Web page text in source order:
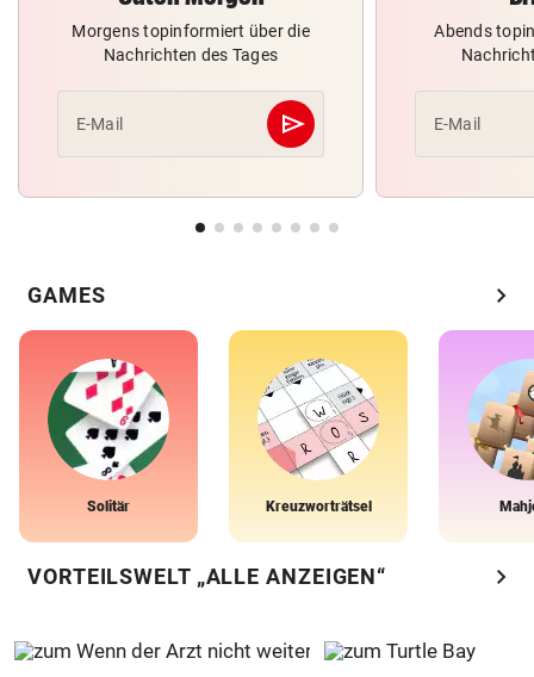
Morgens topinformiert über die
Nachrichten des Tages
E-Mail send
Abschicken
Abends
E-Mail
GAMES chevron_right
Solitär Kreuzworträtsel
VORTEILSWELT „ALLE ANZEIGEN“ chevron_right